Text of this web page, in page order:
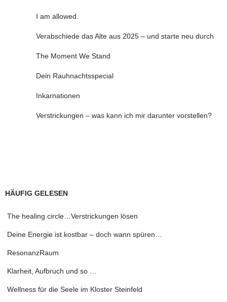
I am allowed.
Verabschiede das Alte aus 2025 – und starte neu durch
The Moment We Stand
Dein Rauhnachtsspecial
Inkarnationen
Verstrickungen – was kann ich mir darunter vorstellen?
HÄUFIG GELESEN
The healing circle…Verstrickungen lösen
Deine Energie ist kostbar – doch wann spüren…
ResonanzRaum
Klarheit, Aufbruch und so …
Wellness für die Seele im Kloster Steinfeld